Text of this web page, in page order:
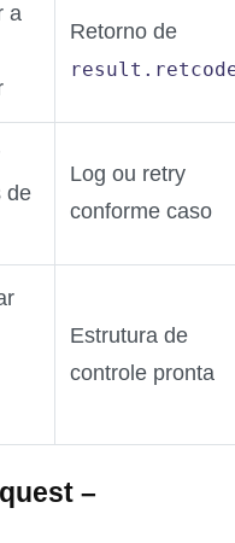
a
Retorno de
de
Log ou retry
conforme caso
Estrutura de
controle pronta
–